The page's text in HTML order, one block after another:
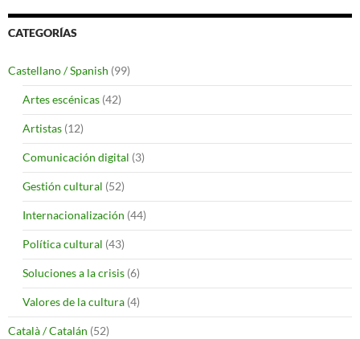
CATEGORÍAS
Castellano / Spanish (99)
Artes escénicas (42)
Artistas (12)
Comunicación digital (3)
Gestión cultural (52)
Internacionalización (44)
Política cultural (43)
Soluciones a la crisis (6)
Valores de la cultura (4)
Català / Catalán (52)